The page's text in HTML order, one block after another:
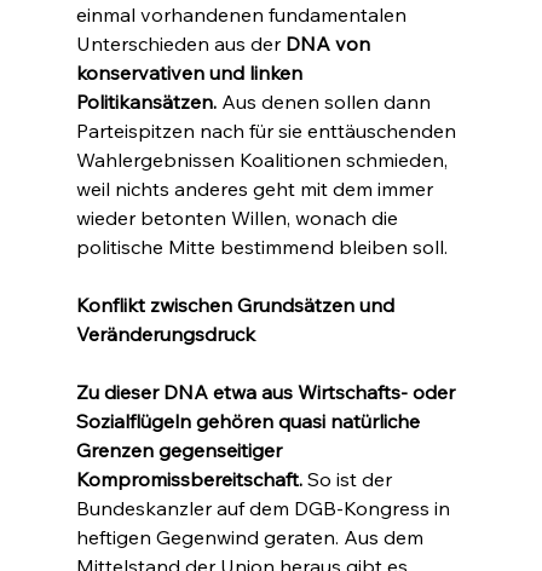
einmal vorhandenen fundamentalen
Unterschieden aus der DNA von
konservativen und linken
Politikansätzen. Aus denen sollen dann
Parteispitzen nach für sie enttäuschenden
Wahlergebnissen Koalitionen schmieden,
weil nichts anderes geht mit dem immer
wieder betonten Willen, wonach die
politische Mitte bestimmend bleiben soll.
Konflikt zwischen Grundsätzen und
Veränderungsdruck
Zu dieser DNA etwa aus Wirtschafts- oder
Sozialflügeln gehören quasi natürliche
Grenzen gegenseitiger
Kompromissbereitschaft. So ist der
Bundeskanzler auf dem DGB-Kongress in
heftigen Gegenwind geraten. Aus dem
Mittelstand der Union heraus gibt es